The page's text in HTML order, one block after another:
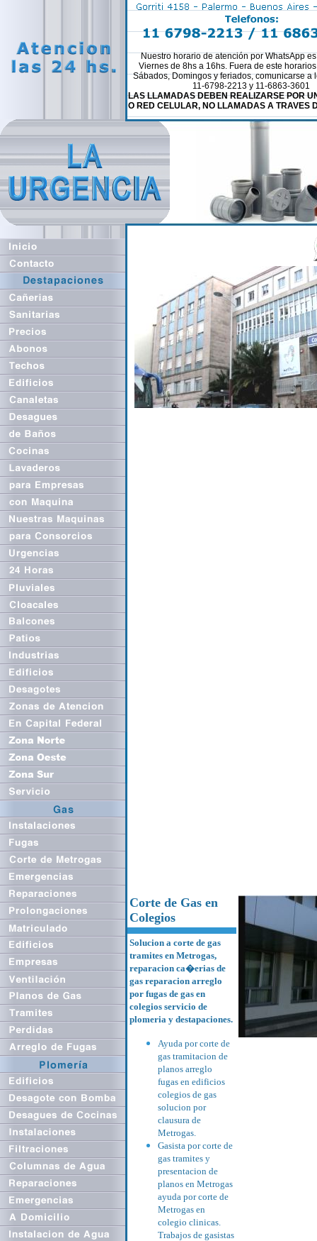
Nuestro horario de atención por WhatsApp
Viernes de 8hs a 16hs. Fuera de este
Sábados, Domingos y feriados, comunicarse a
11-6798-2213 y 11-6863-3601
LAS LLAMADAS DEBEN REALIZARSE POR
O RED CELULAR, NO LLAMADAS A TRAVES
Corte de Gas en
Colegios
Solucion a corte de gas
tramites en Metrogas,
reparacion ca�erias de
gas reparacion arreglo
por fugas de gas en
colegios servicio de
plomeria y destapaciones.
Ayuda por corte de
gas tramitacion de
planos arreglo
fugas en edificios
colegios de gas
solucion por
clausura de
Metrogas.
Gasista por corte de
gas tramites y
presentacion de
planos en Metrogas
ayuda por corte de
Metrogas en
colegio clinicas.
Trabajos de gasistas